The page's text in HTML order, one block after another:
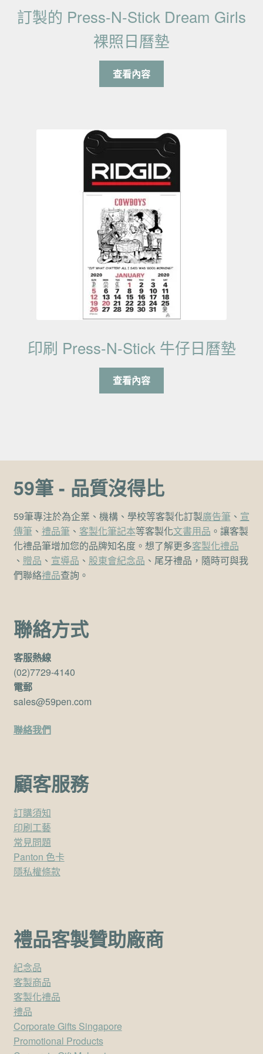
訂製的 Press-N-Stick Dream Girls
裸照日曆墊
查看內容
印刷 Press-N-Stick 牛仔日曆墊
查看內容
59筆 - 品質沒得比
59筆專注於為企業、機構、學校等客製化訂製廣告筆、 宣
傳筆、 禮品筆、 客製化筆記本等客製化文書用品 。讓客製
化禮品筆增加您的品牌知名度。想了解更多客製化禮品
、 贈品 、 宣導品 、 股東會紀念品 、尾牙禮品，隨時可與我
們聯絡禮品查詢。
聯絡方式
客服熱線
(02)7729-4140
電郵
sales@59pen.com
聯絡我們
顧客服務
訂購須知
印刷工藝
常見問題
Panton 色卡
隱私權條款
禮品客製贊助廠商
紀念品
客製商品
客製化禮品
禮品
Corporate Gifts Singapore
Promotional Products